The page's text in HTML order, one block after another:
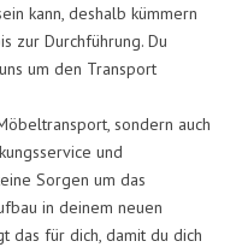
kann, deshalb kümmern
zur Durchführung. Du
um den Transport
sondern auch
und
Sorgen um das
in deinem neuen
das für dich, damit du dich